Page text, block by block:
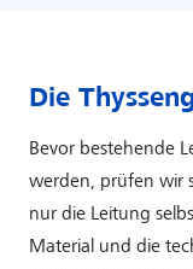
Die
Bevor bestehende
werden, prüfen wir
nur die Leitung
Material und die